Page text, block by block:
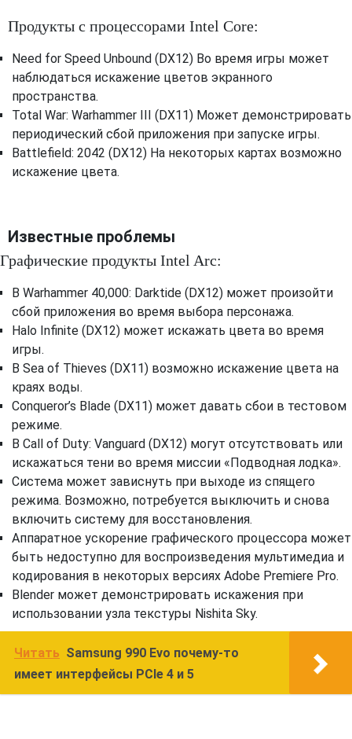
Продукты с процессорами Intel Core:
Need for Speed ​​Unbound (DX12) Во время игры может
наблюдаться искажение цветов экранного
пространства.
Total War: Warhammer III (DX11) Может демонстрировать
периодический сбой приложения при запуске игры.
Battlefield: 2042 (DX12) На некоторых картах возможно
искажение цвета.
Известные проблемы
Графические продукты Intel Arc:
В Warhammer 40,000: Darktide (DX12) может произойти
сбой приложения во время выбора персонажа.
Halo Infinite (DX12) может искажать цвета во время
игры.
В Sea of ​​Thieves (DX11) возможно искажение цвета на
краях воды.
Conqueror’s Blade (DX11) может давать сбои в тестовом
режиме.
В Call of Duty: Vanguard (DX12) могут отсутствовать или
искажаться тени во время миссии «Подводная лодка».
Система может зависнуть при выходе из спящего
режима. Возможно, потребуется выключить и снова
включить систему для восстановления.
Аппаратное ускорение графического процессора может
быть недоступно для воспроизведения мультимедиа и
кодирования в некоторых версиях Adobe Premiere Pro.
Blender может демонстрировать искажения при
использовании узла текстуры Nishita Sky.
Читать Samsung 990 Evo почему-то
имеет интерфейсы PCIe 4 и 5